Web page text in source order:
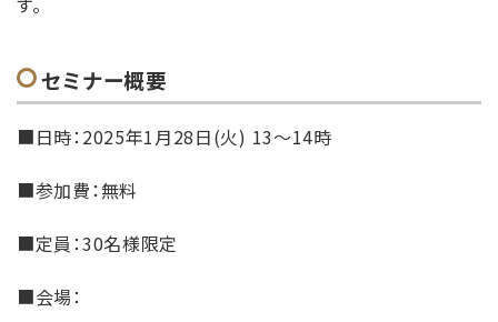
セミナー概要
■日時：2025年1月28日(火) 13〜14時
■参加費：無料
■定員：30名様限定
■会場：